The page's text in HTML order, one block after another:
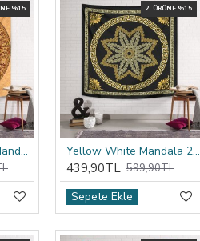
%15
Yellow Ornament Mandala Duvar Örtüsü
2. ÜRÜNE %15
Yellow White Mandala 2 Duvar Örtüsü
439,90TL 599,90TL
Sepete Ekle